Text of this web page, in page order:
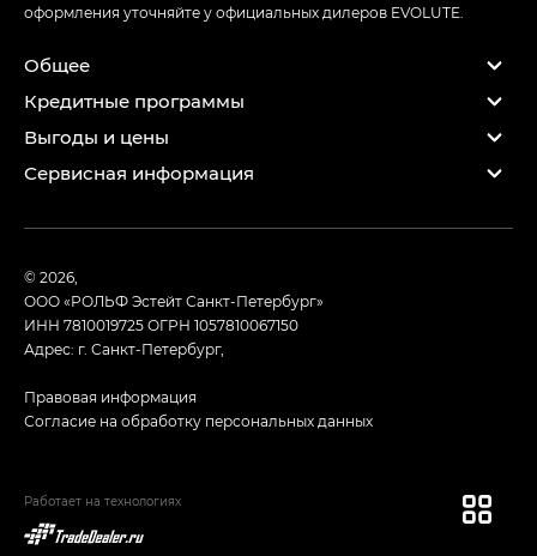
оформления уточняйте у официальных дилеров EVOLUTE.
Общее
Кредитные программы
Выгоды и цены
Сервисная информация
© 2026,
ООО «РОЛЬФ Эстейт Санкт-Петербург»
ИНН 7810019725ОГРН 1057810067150
Адрес: г. Санкт-Петербург,
Правовая информация
Согласие на обработку персональных данных
Работает на технологиях